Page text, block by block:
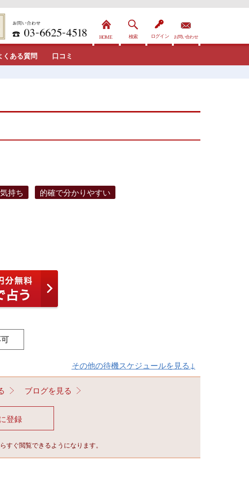
くある質問 口コミ
持ち 的確で分かりやすい
その他の待機スケジュールを見る↓
ブログを見る
登録
ぐ閲覧できるようになります。